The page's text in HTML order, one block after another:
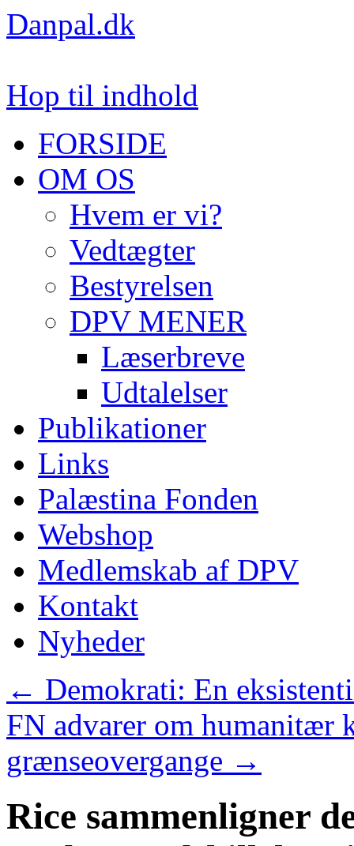
Danpal.dk
Hop til indhold
FORSIDE
OM OS
Hvem er vi?
Vedtægter
Bestyrelsen
DPV MENER
Læserbreve
Udtalelser
Publikationer
Links
Palæstina Fonden
Webshop
Medlemskab af DPV
Kontakt
Nyheder
← Demokrati: En
FN advarer om humanitær
grænseovergange →
Rice sammenligner